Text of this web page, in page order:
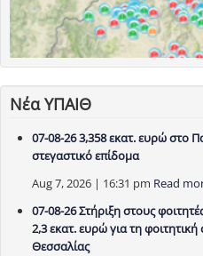
Νέα ΥΠΑΙΘ
07-08-26 3,358 εκατ. ευρώ στο
στεγαστικό επίδομα
Aug 7, 2026 | 16:31 pm Read
07-08-26 Στήριξη στους
2,3 εκατ. ευρώ για τη
Θεσσαλίας